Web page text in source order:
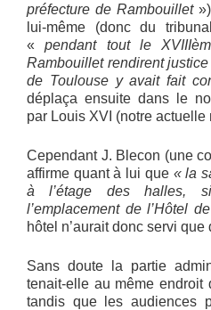
préfecture de Rambouillet
lui-même (donc du
«pendant tout le
Rambouillet rendirent
de Toulouse y avait fait
déplaça ensuite dans le
par Louis XVI (notre actuelle
Cependant J. Blecon (une
affirme quant à lui que « la
à l’étage des halles,
l’emplacement de l’Hôtel
hôtel n’aurait donc servi
Sans doute la partie
tenait-elle au même endroit
tandis que les audiences